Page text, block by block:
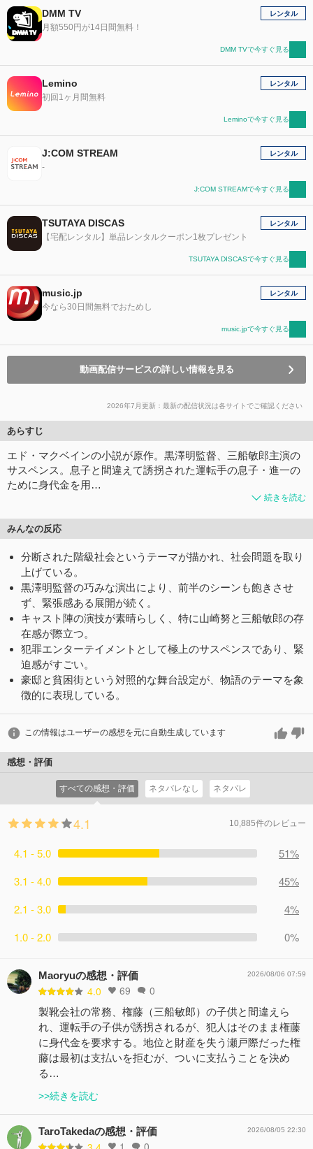
DMM TV
月額550円が14日間無料！
レンタル
DMM TVで今すぐ見る
Lemino
初回1ヶ月間無料
レンタル
Leminoで今すぐ見る
J:COM STREAM
-
レンタル
J:COM STREAMで今すぐ見る
TSUTAYA DISCAS
【宅配レンタル】単品レンタルクーポン1枚プレゼント
レンタル
TSUTAYA DISCASで今すぐ見る
music.jp
今なら30日間無料でおためし
レンタル
music.jpで今すぐ見る
動画配信サービスの詳しい情報を見る
2026年7月更新：最新の配信状況は各サイトでご確認ください
あらすじ
エド・マクベインの小説が原作。黒澤明監督、三船敏郎主演の
サスペンス。息子と間違えて誘拐された運転手の息子・進一の
ために身代金を用…
続きを読む
みんなの反応
分断された階級社会というテーマが描かれ、社会問題を取り
上げている。
黒澤明監督の巧みな演出により、前半のシーンも飽きさせ
ず、緊張感ある展開が続く。
キャスト陣の演技が素晴らしく、特に山崎努と三船敏郎の存
在感が際立つ。
犯罪エンターテイメントとして極上のサスペンスであり、緊
迫感がすごい。
豪邸と貧困街という対照的な舞台設定が、物語のテーマを象
徴的に表現している。
この情報はユーザーの感想を元に自動生成しています
感想・評価
すべての感想・評価 ネタバレなし ネタバレ
4.1 10,885件のレビュー
4.1 - 5.0
51%
3.1 - 4.0
45%
2.1 - 3.0
4%
1.0 - 2.0
0%
Maoryuの感想・評価
4.0 69 0
2026/08/06 07:59
製靴会社の常務、権藤（三船敏郎）の子供と間違えら
れ、運転手の子供が誘拐されるが、犯人はそのまま権藤
に身代金を要求する。地位と財産を失う瀬戸際だった権
藤は最初は支払いを拒むが、ついに支払うことを決め
る…
>>続きを読む
TaroTakedaの感想・評価
1 0
2026/08/05 22:30